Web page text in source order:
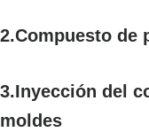
2.Compuesto de
3.Inyección del
moldes